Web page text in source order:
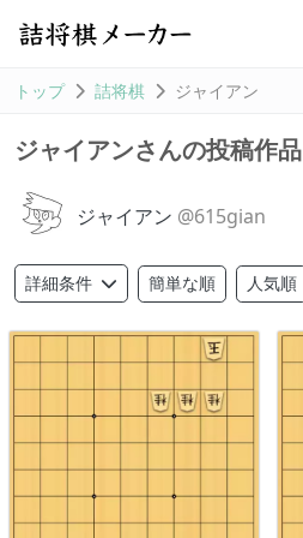
トップ 詰将棋 ジャイアン
ジャイアンさんの投稿作品
ジャイアン @615gian
詳細条件 簡単な順 人気順